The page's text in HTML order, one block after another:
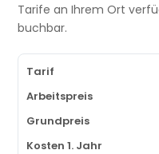
Tarife an Ihrem Ort
buchbar.